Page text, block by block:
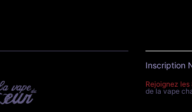
ce site, sauf cas contraire, ne
Statistiques